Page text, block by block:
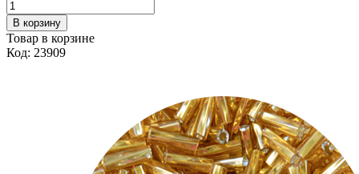
В корзину
Товар в корзине
Код: 23909